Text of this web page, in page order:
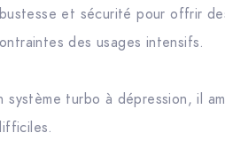
et sécurité pour offrir
des usages intensifs.
turbo à dépression, il